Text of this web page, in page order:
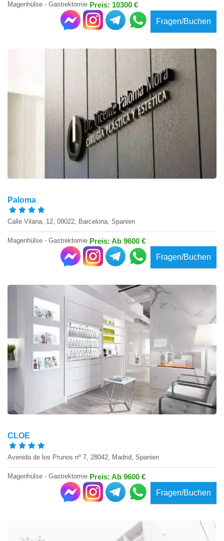
Magenhülse - Gastrektomie Preis: 10300 €
Fragen/Buchen
Paloma
Calle Vilana, 12, 08022, Barcelona, Spanien
Magenhülse - Gastrektomie Preis: Ab 9600 €
Fragen/Buchen
CLOE
Avenida de los Prunos nº 7, 28042, Madrid, Spanien
Magenhülse - Gastrektomie Preis: Ab 9600 €
Fragen/Buchen